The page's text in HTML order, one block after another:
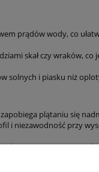
prądów wody, co
skał czy wraków, co
solnych i piasku niż
plątaniu się
i niezawodność przy
Zapraszamy